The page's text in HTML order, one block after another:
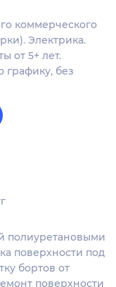
коммерческого
Электрика.
от 5+ лет.
графику, без
полиуретановыми
поверхности под
бортов от
поверхности